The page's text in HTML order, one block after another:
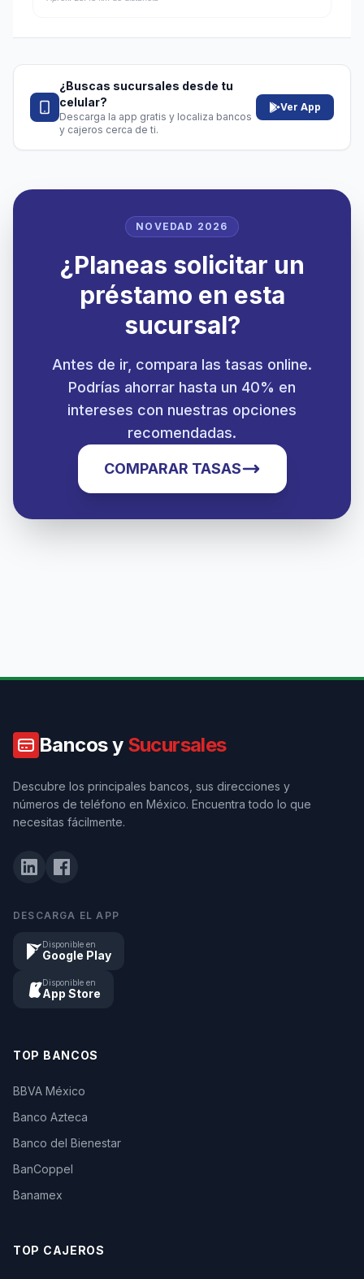
¿Buscas sucursales desde tu
celular?
Descarga la app gratis y localiza bancos
y cajeros cerca de ti.
Ver App
NOVEDAD 2026
¿Planeas solicitar un
préstamo en esta
sucursal?
Antes de ir, compara las tasas online.
Podrías ahorrar hasta un 40% en
intereses con nuestras opciones
recomendadas.
COMPARAR TASAS
Bancos y Sucursales
Descubre los principales bancos, sus direcciones y
números de teléfono en México. Encuentra todo lo que
necesitas fácilmente.
DESCARGA EL APP
Disponible en
Google Play
Disponible en
App Store
TOP BANCOS
BBVA México
Banco Azteca
Banco del Bienestar
BanCoppel
Banamex
TOP CAJEROS